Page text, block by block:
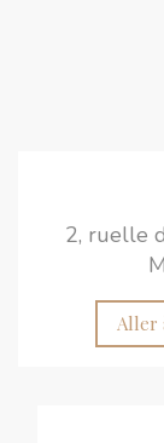
2, ruelle
Aller